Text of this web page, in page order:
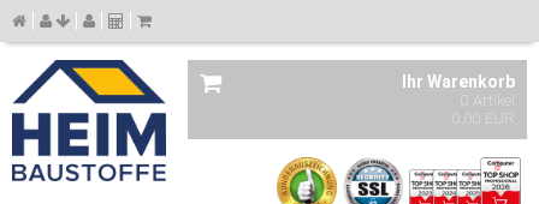
Ihr Warenkorb
0 Artikel
0,00 EUR